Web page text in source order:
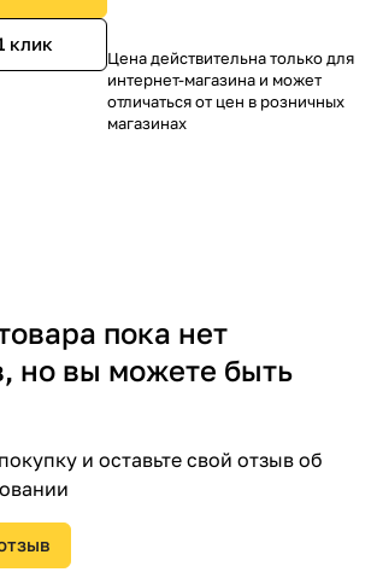
клик
Цена действительна только для
интернет-магазина и может
отличаться от цен в розничных
магазинах
пока нет
но вы можете быть
и оставьте свой отзыв об